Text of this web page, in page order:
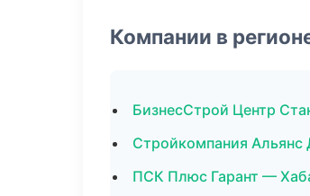
Компании в
БизнесСтрой Центр
Стройкомпания
ПСК Плюс Гарант —